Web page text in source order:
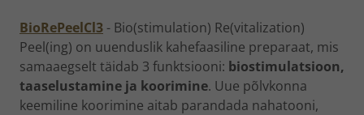
BioRePeelCl3 - Bio(stimulation) Re(vitalization)
Peel(ing) on uuenduslik kahefaasiline preparaat, mis
samaaegselt täidab 3 funktsiooni: biostimulatsioon,
taaselustamine ja koorimine. Uue põlvkonna
keemiline koorimine aitab parandada nahatooni,